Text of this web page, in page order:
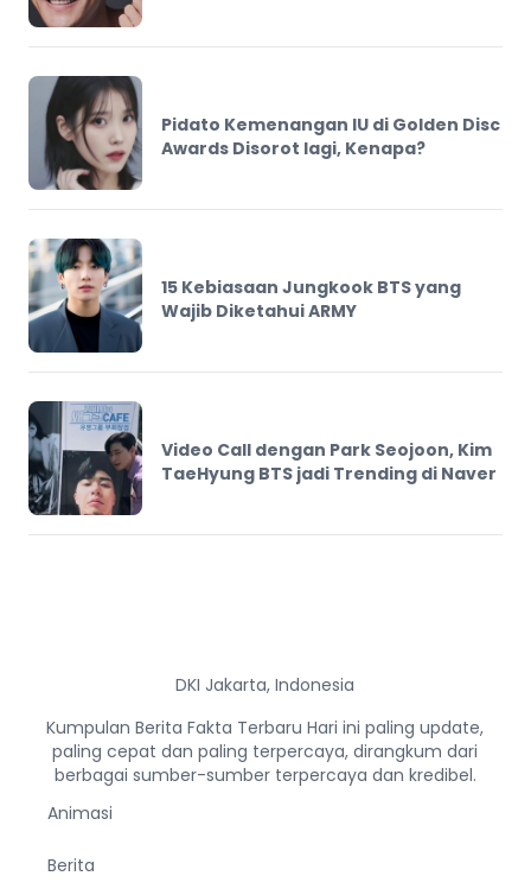
Pidato Kemenangan IU di Golden Disc
Awards Disorot lagi, Kenapa?
15 Kebiasaan Jungkook BTS yang
Wajib Diketahui ARMY
Video Call dengan Park Seojoon, Kim
TaeHyung BTS jadi Trending di Naver
DKI Jakarta, Indonesia
Kumpulan Berita Fakta Terbaru Hari ini paling update,
paling cepat dan paling terpercaya, dirangkum dari
berbagai sumber-sumber terpercaya dan kredibel.
Animasi
Berita